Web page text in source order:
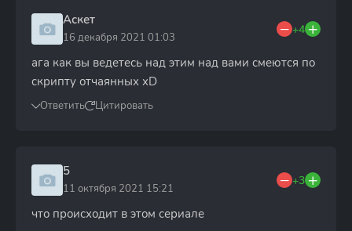
Аскет
16 декабря 2021 01:03
+4
ага как вы ведетесь над этим над вами смеются по
скрипту отчаянных xD
Ответить Цитировать
5
11 октября 2021 15:21
+3
что происходит в этом сериале